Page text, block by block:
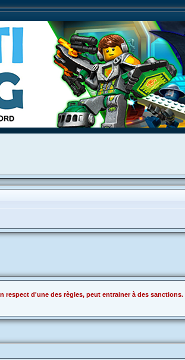
respect d'une des règles, peut entrainer à des sanctions.